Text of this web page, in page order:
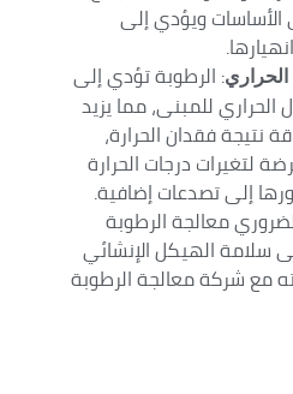
ويؤدي إلى
الحراري: الرطوبة تؤدي إلى
الحراري للمبنى، مما يزيد
نتيجة فقدان الحرارة،
لتغيرات درجات الحرارة
إلى تصدعات إضافية.
معالجة الرطوبة
الهيكل الإنشائي
مع شركة معالجة الرطوبة